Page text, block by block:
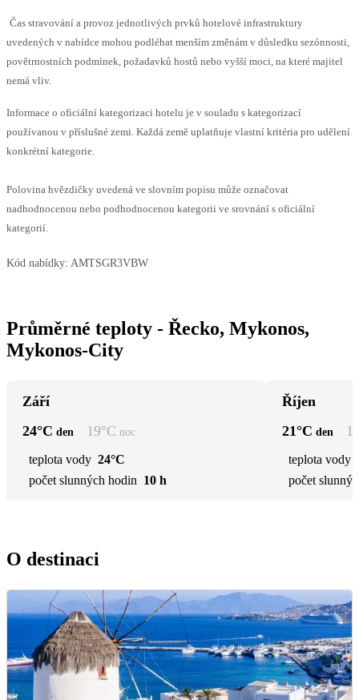
Čas stravování a provoz jednotlivých prvků hotelové infrastruktury
uvedených v nabídce mohou podléhat menším změnám v důsledku sezónnosti,
povětrnostních podmínek, požadavků hostů nebo vyšší moci, na které majitel
nemá vliv.
Informace o oficiální kategorizaci hotelu je v souladu s kategorizací
používanou v příslušné zemi. Každá země uplatňuje vlastní kritéria pro udělení
konkrétní kategorie.
Polovina hvězdičky uvedená ve slovním popisu může označovat
nadhodnocenou nebo podhodnocenou kategorii ve srovnání s oficiální
kategorií.
Kód nabídky: AMTSGR3VBW
Průměrné teploty - Řecko, Mykonos,
Mykonos-City
Září
24°C den 19°C noc
teplota vody 24°C
počet slunných hodin 10 h
Říjen
21°C den
teplota vody
počet
O destinaci